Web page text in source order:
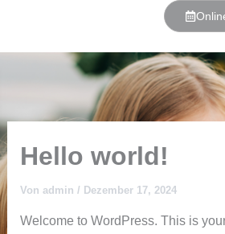
springen
Hello world!
Von admin / Dezember 17, 2024
Welcome to WordPress. This is